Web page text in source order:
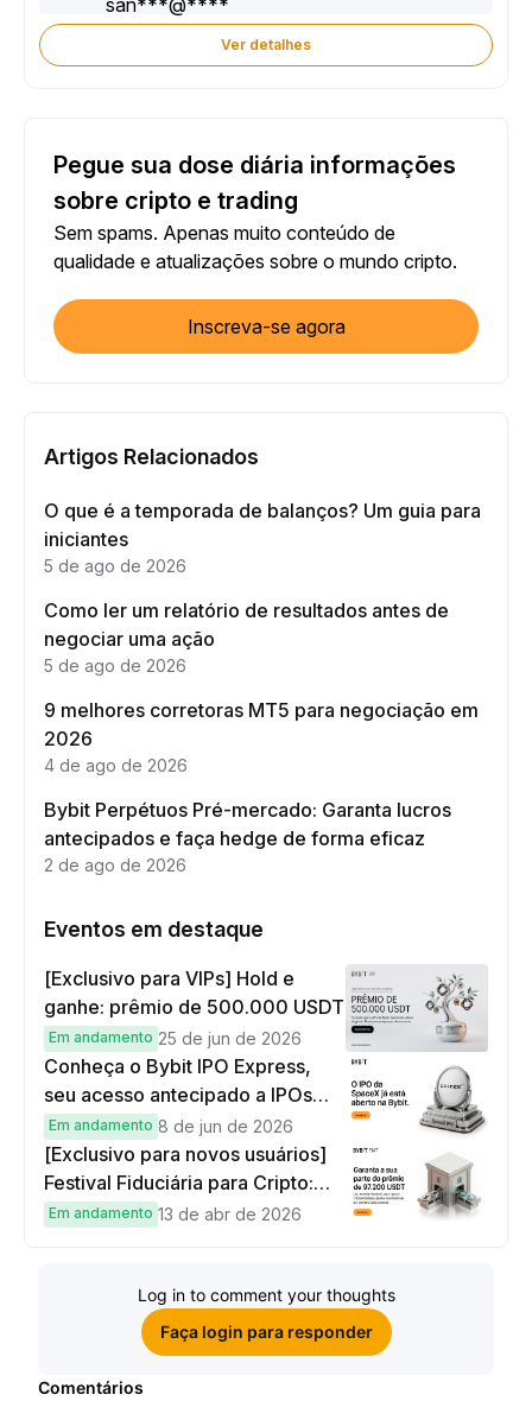
Ver detalhes
Pegue sua dose diária informações
sobre cripto e trading
Sem spams. Apenas muito conteúdo de
qualidade e atualizações sobre o mundo cripto.
Inscreva-se agora
Artigos Relacionados
O que é a temporada de balanços? Um guia para
iniciantes
5 de ago de 2026
Como ler um relatório de resultados antes de
negociar uma ação
5 de ago de 2026
9 melhores corretoras MT5 para negociação em
2026
4 de ago de 2026
Bybit Perpétuos Pré-mercado: Garanta lucros
antecipados e faça hedge de forma eficaz
2 de ago de 2026
Eventos em destaque
[Exclusivo para VIPs] Hold e
ganhe: prêmio de 500.000 USDT
Em andamento 25 de jun de 2026
Conheça o Bybit IPO Express,
seu acesso antecipado a IPOs
globais
Em andamento 8 de jun de 2026
[Exclusivo para novos usuários]
Festival Fiduciária para Cripto:
complete tarefas simples e
Em andamento 13 de abr de 2026
Log in to comment your thoughts
Faça login para responder
Comentários